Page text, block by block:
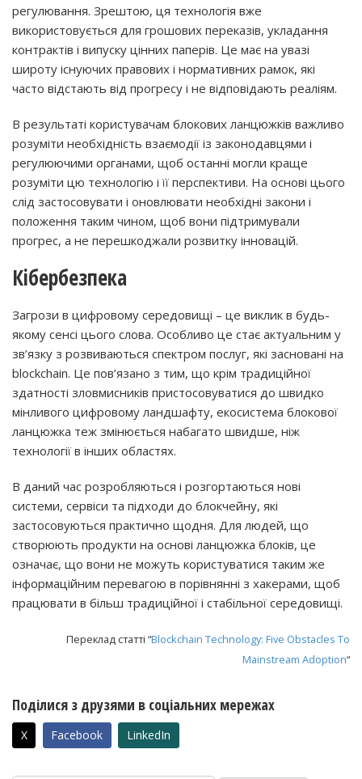
регулювання. Зрештою, ця технологія вже
використовується для грошових переказів, укладання
контрактів і випуску цінних паперів. Це має на увазі
широту існуючих правових і нормативних рамок, які
часто відстають від прогресу і не відповідають реаліям.
В результаті користувачам блокових ланцюжків важливо
розуміти необхідність взаємодії із законодавцями і
регулюючими органами, щоб останні могли краще
розуміти цю технологію і її перспективи. На основі цього
слід застосовувати і оновлювати необхідні закони і
положення таким чином, щоб вони підтримували
прогрес, а не перешкоджали розвитку інновацій.
Кібербезпека
Загрози в цифровому середовищі – це виклик в будь-
якому сенсі цього слова. Особливо це стає актуальним у
зв’язку з розвиваються спектром послуг, які засновані на
blockchain. Це пов’язано з тим, що крім традиційної
здатності зловмисників пристосовуватися до швидко
мінливого цифровому ландшафту, екосистема блокової
ланцюжка теж змінюється набагато швидше, ніж
технології в інших областях.
В даний час розробляються і розгортаються нові
системи, сервіси та підходи до блокчейну, які
застосовуються практично щодня. Для людей, що
створюють продукти на основі ланцюжка блоків, це
означає, що вони не можуть користуватися таким же
інформаційним перевагою в порівнянні з хакерами, щоб
працювати в більш традиційної і стабільної середовищі.
Переклад статті “Blockchain Technology: Five Obstacles To
Mainstream Adoption“
Поділися з друзями в соціальних мережах
X Facebook LinkedIn